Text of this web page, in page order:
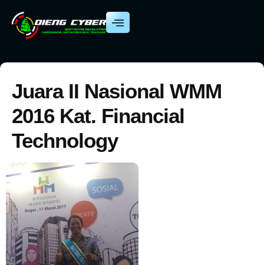
Juara II Nasional WMM
2016 Kat. Financial
Technology